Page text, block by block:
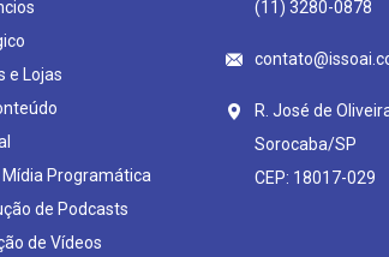
e Lojas
Programática
de Podcasts
de Vídeos
(11) 3280-0878
R. José de
Sorocaba/SP
CEP: 18017-029